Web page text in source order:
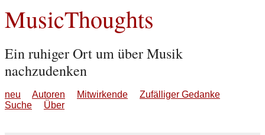
MusicThoughts
Ein ruhiger Ort um über Musik
nachzudenken
neu Autoren Mitwirkende
Zufälliger Gedanke
Suche
Über